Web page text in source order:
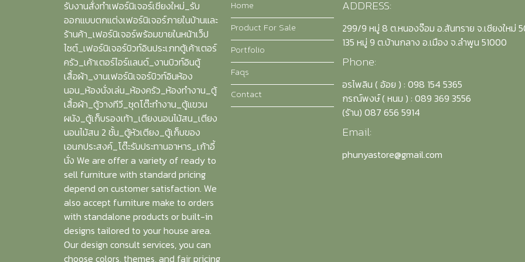
รับงานสั่งทำเฟอร์นิเจอร์เชียงใหม่_รับ
ออกแบบตกแต่งเฟอร์นิเจอร์ภายในบ้านและ
ร้านค้า_เฟอร์นิเจอร์พร้อมขายในหน้าเว็ป
ไซต์_เฟอร์นิเจอร์บิวท์อินประเภทตู้เค้าเตอร์
ครัว_เค้าเตอร์ไอร์แลนด์_งานบิวท์อินตู้
เสื้อผ้า_งานเฟอร์นิเจอร์บิวท์อินห้อง
นอน_ห้องนั่งเล่น_ห้องครัว_ห้องทำงาน_ตู้
เสื้อผ้า_ตู้วางทีวี_ชุดโต๊ะทำงาน_ตู้แขวน
ผนัง_ตู้เก็บรองเท้า_เตียงนอนไม้สน_เตียง
นอนไม้สน 2 ชั้น_ตู้หัวเตียง_ตู้เก็บของ
เอนกประสงค์_โต๊ะรับประทานอาหาร_เก้าอี้
นั่ง We are offer a variety of ready to
sell furniture with standard pricing
depend on customer satisfaction. We
also accept furniture make to orders
with standalone products or built-in
designs tailored to your house area.
Our design consult services, you can
choose colors, themes, and fair pricing
Home
Product For Sale
Portfolio
Faqs
Contact
ADDRESS:
299/9 หมู่ 8 ต.หนองจ๊อม อ.สันทราย จ.เชียงใหม่
135 หมู่ 9 ต.บ้านกลาง อ.เมือง จ.ลำพูน 51000
Phone:
อรไพลิน ( อ้อย ) : 098 154 5365
กรณ์พงษ์ ( หนม ) : 089 369 3556
(รัาน) 087 656 5914
Email:
phunyastore@gmail.com